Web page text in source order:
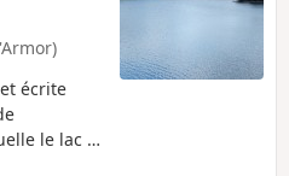
écrite
le lac a